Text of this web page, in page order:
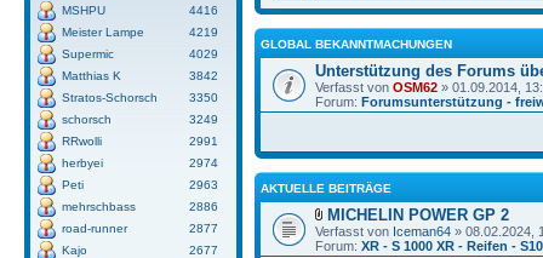
MSHPU
4416
Meister Lampe
4219
Supermic
4029
Matthias K
3842
Stratos-Schorsch
3350
schorsch
3249
RRwolli
2991
herbyei
2974
Peti
2963
mehrschbass
2886
road-runner
2877
Kajo
2677
GLOBAL BEKANNTMACHUNGEN
Unterstützung des Forums
Verfasst von OSM62 » 01.09.2014,
Forum: Forumsunterstützung -
AKTUELLE BEITRÄGE
MICHELIN POWER GP 2
Verfasst von Iceman64 » 08.02.2024,
Forum: XR - S 1000 XR - Reifen -